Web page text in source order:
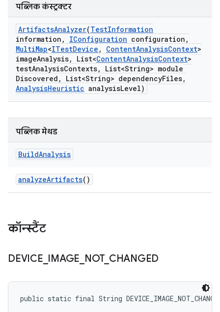
पब्लिक कंस्ट्रक्टर
ArtifactsAnalyzer(TestInformation
information , IConfiguration configuration ,
MultiMap<ITestDevice , ContentAnalysisContext>
imageAnalysis, List<ContentAnalysisContext>
testAnalysisContexts,
List<String> module
Discovered , List<String> dependencyFiles,
AnalysisHeuristic analysisLevel)
पब्लिक मेथड
BuildAnalysis
analyzeArtifacts()
कॉन्स्टैंट
DEVICE IMAGE NOT_ CHANGED
public static final String